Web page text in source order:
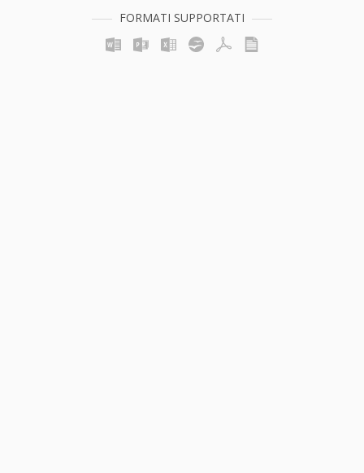
FORMATI SUPPORTATI